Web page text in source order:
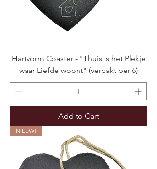
Hartvorm Coaster - "Thuis is het Plekje
waar Liefde woont" (verpakt per 6)
Add to Cart
NIEUW!